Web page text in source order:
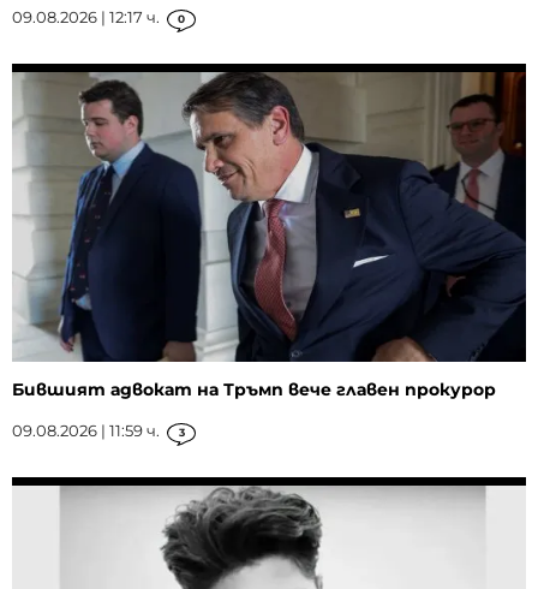
09.08.2026 | 12:17 ч. 0
Бившият адвокат на Тръмп вече главен прокурор
09.08.2026 | 11:59 ч. 3